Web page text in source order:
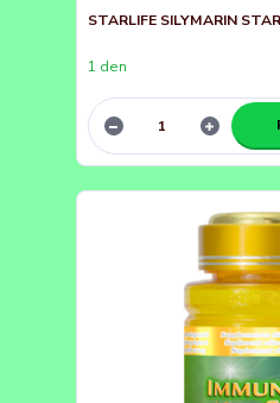
STARLIFE SILYMARIN
1 den